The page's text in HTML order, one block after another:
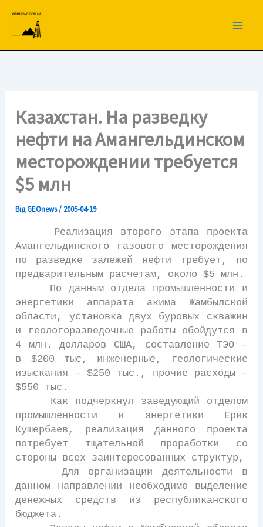
вмісту
Казахстан. На разведку
нефти на Амангельдинском
месторождении требуется
$5 млн
ВідGEOnews/ 2005-04-19
Реализация второго этапа проекта
Амангельдинского газового месторождения
по разведке залежей нефти требует, по
предварительным расчетам, около $5 млн.
По данным отдела промышленности и
энергетики аппарата акима Жамбылской
области, установка двух буровых скважин
и геологоразведочные работы обойдутся в
4 млн. долларов США, составление ТЭО –
в $200 тыс, инженерные, геологические
изыскания – $250 тыс., прочие расходы –
$550 тыс.
Как подчеркнул заведующий отделом
промышленности и энергетики Ерик
Кушербаев, реализация данного проекта
потребует тщательной проработки со
стороны всех заинтересованных структур,
Для организации деятельности в
данном направлении необходимо выделение
денежных средств из республиканского
бюджета.